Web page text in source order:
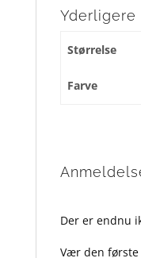
Yderligere
Størrelse
Farve
Der er endnu
Vær den første